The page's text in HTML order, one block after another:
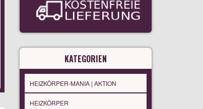
KATEGORIEN
HEIZKÖRPER-MANIA | AKTION
HEIZKÖRPER